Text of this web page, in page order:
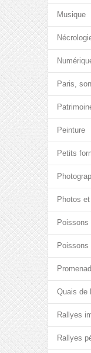
Musique
Paris,
Peinture
Petits
Photos
Poissons
Poissons
Quais de
Rallyes
Rallyes